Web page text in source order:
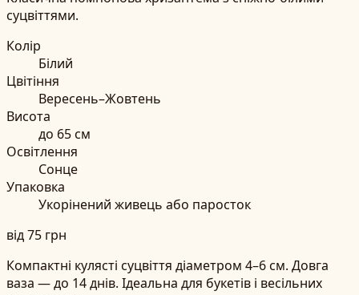
суцвіттями.
Колір
Білий
Цвітіння
Вересень–Жовтень
Висота
до 65см
Освітлення
Сонце
Упаковка
Укорінений живець або паросток
від75 грн
Компактні кулясті суцвіття діаметром 4–6 см. Довга
ваза — до 14 днів. Ідеальна для букетів і весільних